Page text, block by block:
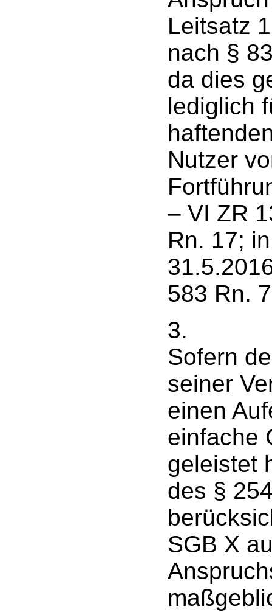
Leitsatz
nach §
da dies
lediglich
Nutzer
– VI ZR
Rn. 17;
583 Rn.
3.
Sofern
seiner
einen
einfache
geleistet
des §
SGB X